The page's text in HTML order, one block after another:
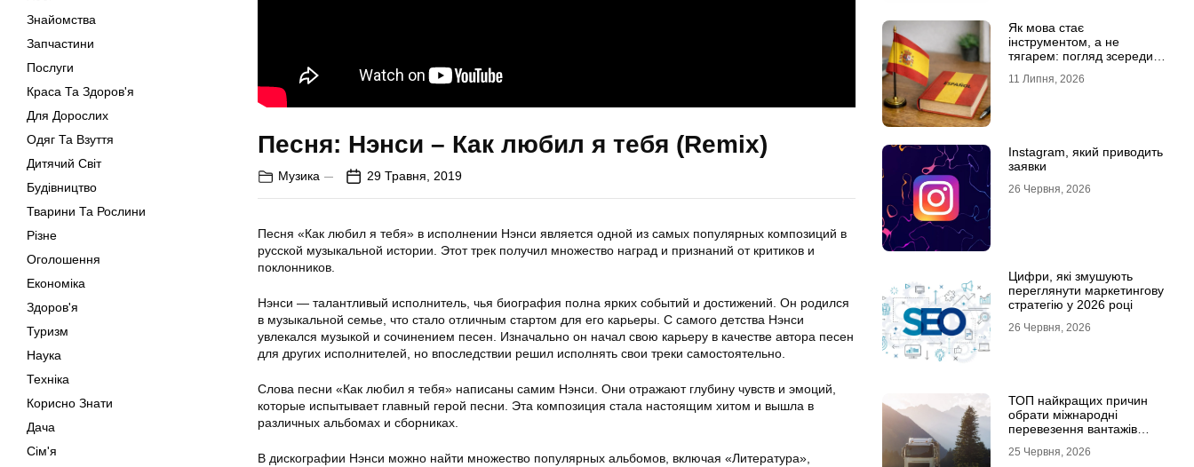
Знайомства
Запчастини
Послуги
Краса Та Здоров'я
Для Дорослих
Одяг Та Взуття
Дитячий Світ
Будівництво
Тварини Та Рослини
Різне
Оголошення
Економіка
Здоров'я
Туризм
Наука
Техніка
Корисно Знати
Дача
Сім'я
Песня: Нэнси – Как любил я тебя (Remix)
Музика 29 Травня, 2019
Песня «Как любил я тебя» в исполнении Нэнси является одной из самых популярных композиций в
русской музыкальной истории. Этот трек получил множество наград и признаний от критиков и
поклонников.
Нэнси — талантливый исполнитель, чья биография полна ярких событий и достижений. Он родился
в музыкальной семье, что стало отличным стартом для его карьеры. С самого детства Нэнси
увлекался музыкой и сочинением песен. Изначально он начал свою карьеру в качестве автора песен
для других исполнителей, но впоследствии решил исполнять свои треки самостоятельно.
Слова песни «Как любил я тебя» написаны самим Нэнси. Они отражают глубину чувств и эмоций,
которые испытывает главный герой песни. Эта композиция стала настоящим хитом и вышла в
различных альбомах и сборниках.
В дискографии Нэнси можно найти множество популярных альбомов, включая «Литература»,
Як мова стає
інструментом, а не
тягарем: погляд зсередини
11 Липня, 2026
Instagram, який приводить
заявки
26 Червня, 2026
Цифри, які змушують
переглянути маркетингову
стратегію у 2026 році
26 Червня, 2026
ТОП найкращих причин
обрати міжнародні
перевезення вантажів
25 Червня, 2026